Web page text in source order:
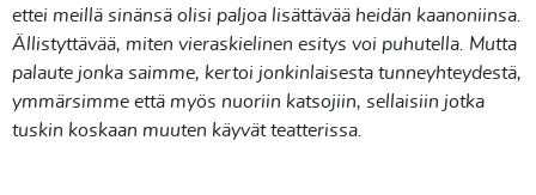
ettei meillä sinänsä olisi paljoa lisättävää heidän kaanoniinsa.
Ällistyttävää, miten vieraskielinen esitys voi puhutella. Mutta
palaute jonka saimme, kertoi jonkinlaisesta tunneyhteydestä,
ymmärsimme että myös nuoriin katsojiin, sellaisiin jotka
tuskin koskaan muuten käyvät teatterissa.